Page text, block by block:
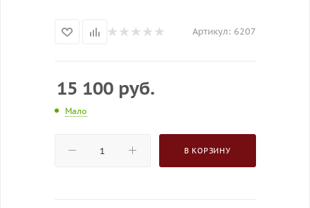
Артикул: 6207
15 100руб.
Мало
В КОРЗИНУ